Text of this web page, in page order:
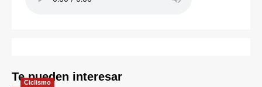
Te pueden interesar
Ciclismo